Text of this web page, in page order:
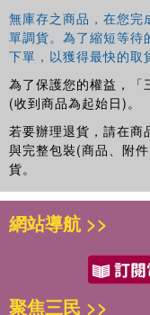
無庫存之商品，在您完
單調貨。為了縮短等待
下單，以獲得最快的取
為了保護您的權益，「
(收到商品為起始日)。
若要辦理退貨，請在商
與完整包裝(商品、附
貨。
網站導航 >>
聚焦三民 >>